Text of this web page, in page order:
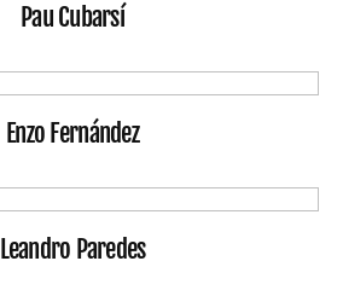
Pau Cubarsí
Enzo Fernández
Leandro Paredes